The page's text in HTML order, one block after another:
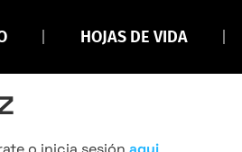
HOJAS DE VIDA